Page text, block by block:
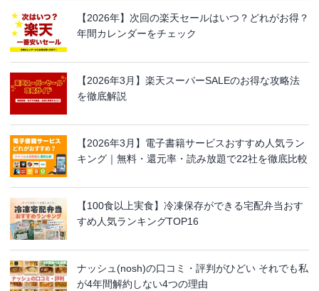
【2026年】次回の楽天セールはいつ？どれがお得？
年間カレンダーをチェック
【2026年3月】楽天スーパーSALEのお得な攻略法
を徹底解説
【2026年3月】電子書籍サービスおすすめ人気ラン
キング｜無料・還元率・読み放題で22社を徹底比較
【100食以上実食】冷凍保存ができる宅配弁当おす
すめ人気ランキングTOP16
ナッシュ(nosh)の口コミ・評判がひどい それでも私
が4年間解約しない4つの理由